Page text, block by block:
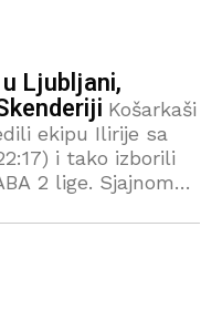
Ljubljani,
Košarkaši
ekipu Ilirije sa
i tako izborili
2 lige. Sjajnom